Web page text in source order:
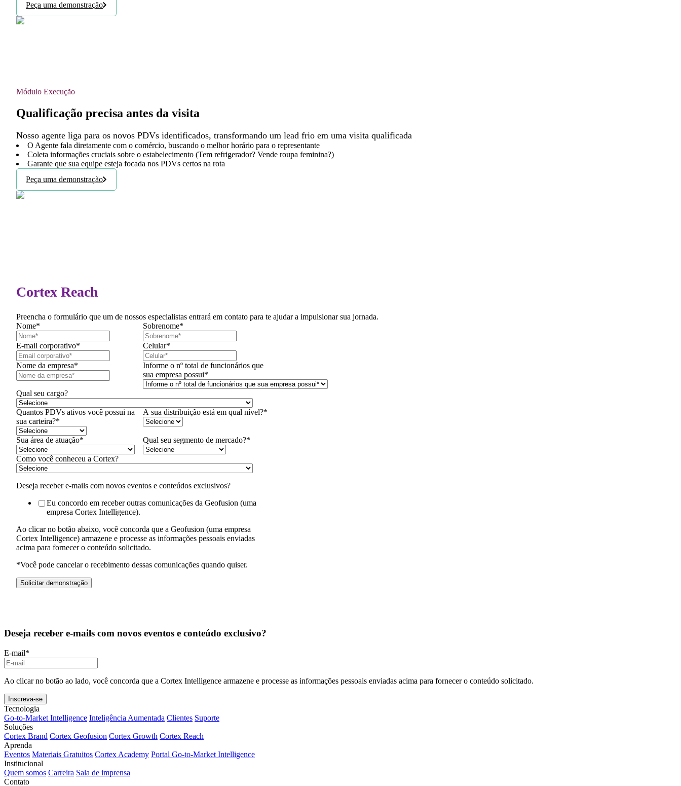
Peça uma demonstração
Módulo Execução
Qualificação precisa antes da visita
Nosso agente liga para os novos PDVs identificados, transformando um lead frio em uma visita qualificada
O Agente fala diretamente com o comércio, buscando o melhor horário para o representante
Coleta informações cruciais sobre o estabelecimento (Tem refrigerador? Vende roupa feminina?)
Garante que sua equipe esteja focada nos PDVs certos na rota
Peça uma demonstração
Cortex Reach
Preencha o formulário que um de nossos especialistas entrará em contato para te ajudar a impulsionar sua jornada.
Nome* Sobrenome*
E-mail corporativo* Celular*
Nome da empresa*
Informe o nº total de funcionários que
sua empresa possui*
Qual seu cargo?
Quantos PDVs ativos você possui na
sua carteira?*
A sua distribuição está em qual nível?*
Sua área de atuação* Qual seu segmento de mercado?*
Como você conheceu a Cortex?
Deseja receber e-mails com novos eventos e conteúdos exclusivos?
Eu concordo em receber outras comunicações da Geofusion (uma
empresa Cortex Intelligence).
Ao clicar no botão abaixo, você concorda que a Geofusion (uma empresa
Cortex Intelligence) armazene e processe as informações pessoais enviadas
acima para fornecer o conteúdo solicitado.
*Você pode cancelar o recebimento dessas comunicações quando quiser.
Deseja receber e-mails com novos eventos e conteúdo exclusivo?
E-mail*
Ao clicar no botão ao lado, você concorda que a Cortex Intelligence armazene e processe as informações pessoais enviadas acima para fornecer o conteúdo solicitado.
Tecnologia
Go-to-Market Intelligence Inteligência Aumentada Clientes Suporte
Soluções
Cortex Brand Cortex Geofusion Cortex Growth Cortex Reach
Aprenda
Eventos Materiais Gratuitos Cortex Academy Portal Go-to-Market Intelligence
Institucional
Quem somos Carreira Sala de imprensa
Contato